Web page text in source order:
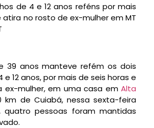
de 4 e 12 anos reféns por mais
atira no rosto de ex-mulher em MT
39 anos manteve refém os dois
e 12 anos, por mais de seis horas e
ex-mulher, em uma casa em Alta
km de Cuiabá, nessa sexta-feira
quatro pessoas foram mantidas